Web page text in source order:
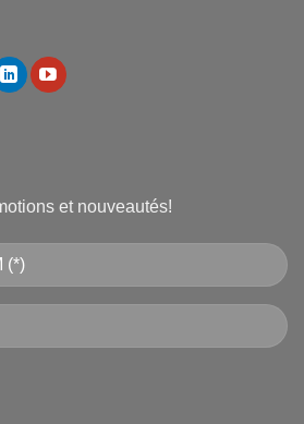
et nouveautés!